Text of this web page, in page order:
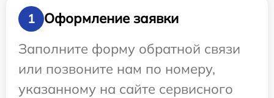
1
Оформление заявки
Заполните форму обратной связи
или позвоните нам по номеру,
указанному на сайте сервисного